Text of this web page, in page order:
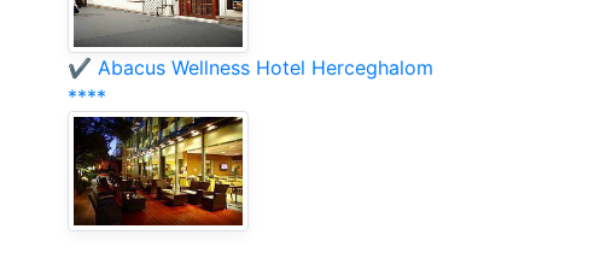
✔️ Abacus Wellness Hotel Herceghalom
****